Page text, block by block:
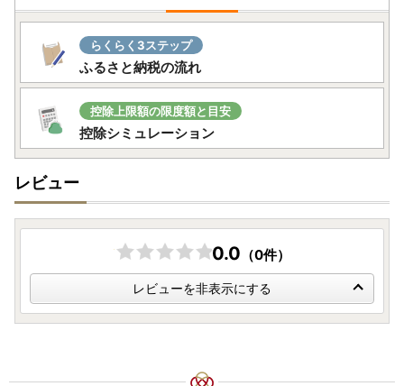
らくらく3ステップ
ふるさと納税の流れ
控除上限額の限度額と目安
控除シミュレーション
レビュー
0.0 （0件）
レビューを非表示にする